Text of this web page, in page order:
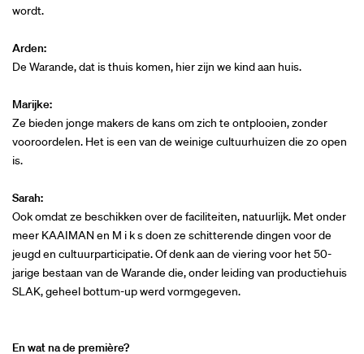
wordt.
Arden:
De Warande, dat is thuis komen, hier zijn we kind aan huis.
Marijke:
Ze bieden jonge makers de kans om zich te ontplooien, zonder
vooroordelen. Het is een van de weinige cultuurhuizen die zo open
is.
Sarah:
Ook omdat ze beschikken over de faciliteiten, natuurlijk. Met onder
meer KAAIMAN en M i k s doen ze schitterende dingen voor de
jeugd en cultuurparticipatie. Of denk aan de viering voor het 50-
jarige bestaan van de Warande die, onder leiding van productiehuis
SLAK, geheel bottum-up werd vormgegeven.
En wat na de première?